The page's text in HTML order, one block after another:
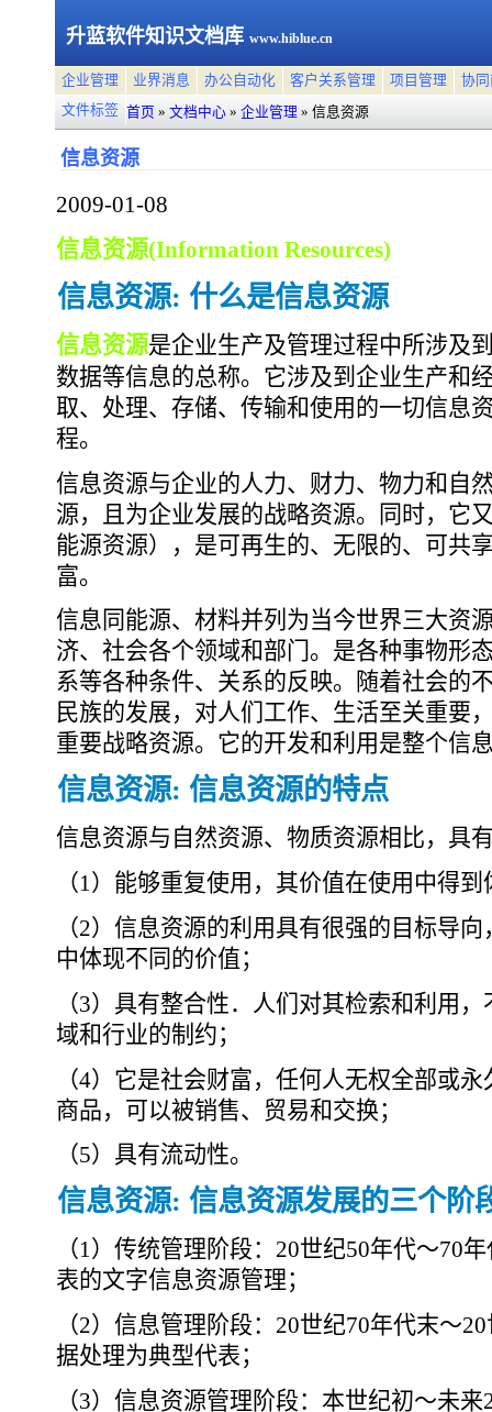
升蓝软件知识文档库 www.hiblue.cn
企业管理 业界消息 办公自动化 客户关系管理 项目管理
协
文件标签 首页 » 文档中心 » 企业管理 » 信息资源
信息资源
2009-01-08
信息资源(Information Resources)
信息资源: 什么是信息资源
信息资源是企业生产及管理过程中所涉及
数据等信息的总称。它涉及到企业生产和
取、处理、存储、传输和使用的一切信息
程。
信息资源与企业的人力、财力、物力和自
源，且为企业发展的战略资源。同时，它
能源资源），是可再生的、无限的、可共
富。
信息同能源、材料并列为当今世界三大资
济、社会各个领域和部门。是各种事物形
系等各种条件、关系的反映。随着社会的
民族的发展，对人们工作、生活至关重要
重要战略资源。它的开发和利用是整个信
信息资源: 信息资源的特点
信息资源与自然资源、物质资源相比，具
（1）能够重复使用，其价值在使用中得到
（2）信息资源的利用具有很强的目标导
中体现不同的价值；
（3）具有整合性．人们对其检索和利用
域和行业的制约；
（4）它是社会财富，任何人无权全部或
商品，可以被销售、贸易和交换；
（5）具有流动性。
信息资源: 信息资源发展的三个阶
（1）传统管理阶段：20世纪50年代～70
表的文字信息资源管理；
（2）信息管理阶段：20世纪70年代末～
据处理为典型代表；
（3）信息资源管理阶段：本世纪初～未